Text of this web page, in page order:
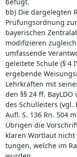
bb) Die dargelegten
Prüfungsordnung
bayerischen
modifizieren
umfassende
geleitete Schule (§ 4
ergebende
Lehrkräften mit
den §§ 24 ff.
des Schulleiters (vgl.
Aufl. S. 136 Rn. 504
Übrigen die
klaren Wortlaut
tungen, welche im